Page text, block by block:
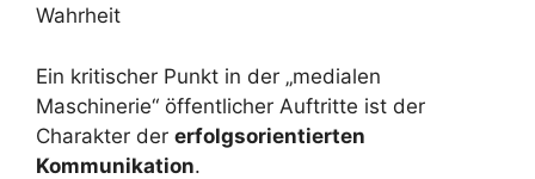
Wahrheit
Ein kritischer Punkt in der „medialen
Maschinerie“ öffentlicher Auftritte ist der
Charakter der erfolgsorientierten
Kommunikation.